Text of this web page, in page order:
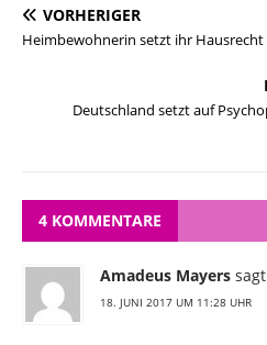
VORHERIGER
Heimbewohnerin setzt ihr
Deutschland setzt auf
4 KOMMENTARE
Amadeus Mayers
18. JUNI 2017 UM 11:28 UHR